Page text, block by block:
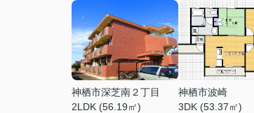
神栖市深芝南２丁目
2LDK (56.19㎡)
神栖市波崎
3DK (53.37㎡)